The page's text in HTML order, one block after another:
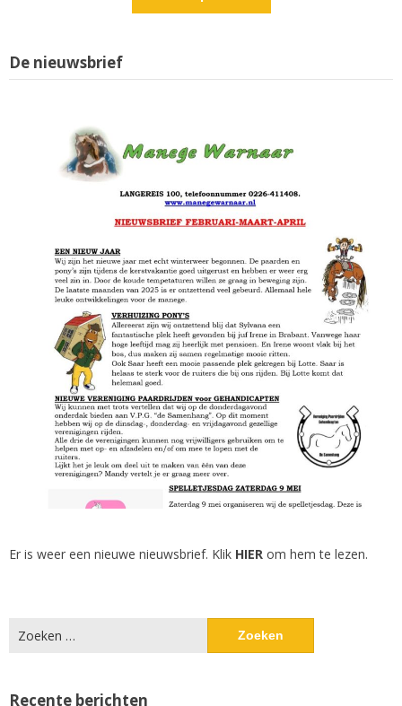
De nieuwsbrief
Er is weer een nieuwe nieuwsbrief. Klik HIER om hem te lezen.
Zoeken
naar:
Recente berichten